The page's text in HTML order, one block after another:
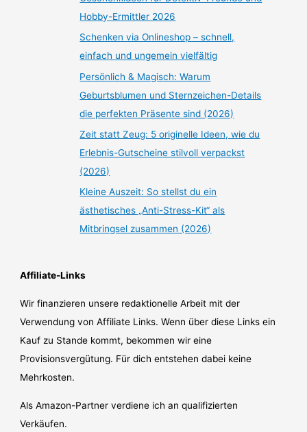
Hobby-Ermittler 2026
Schenken via Onlineshop – schnell,
einfach und ungemein vielfältig
Persönlich & Magisch: Warum
Geburtsblumen und Sternzeichen-Details
die perfekten Präsente sind (2026)
Zeit statt Zeug: 5 originelle Ideen, wie du
Erlebnis-Gutscheine stilvoll verpackst
(2026)
Kleine Auszeit: So stellst du ein
ästhetisches „Anti-Stress-Kit“ als
Mitbringsel zusammen (2026)
Affiliate-Links
Wir finanzieren unsere redaktionelle Arbeit mit der
Verwendung von Affiliate Links. Wenn über diese Links ein
Kauf zu Stande kommt, bekommen wir eine
Provisionsvergütung. Für dich entstehen dabei keine
Mehrkosten.
Als Amazon-Partner verdiene ich an qualifizierten
Verkäufen.